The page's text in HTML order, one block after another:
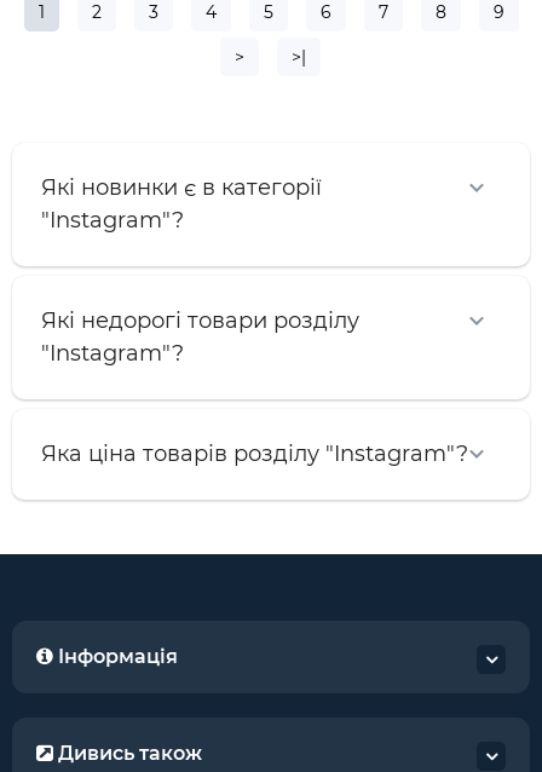
1 2 3 4 5 6 7 8 9
> >|
Які новинки є в категорії
"Instagram"?
Які недорогі товари розділу
"Instagram"?
Яка ціна товарів розділу "Instagram"?
Інформація
Дивись також